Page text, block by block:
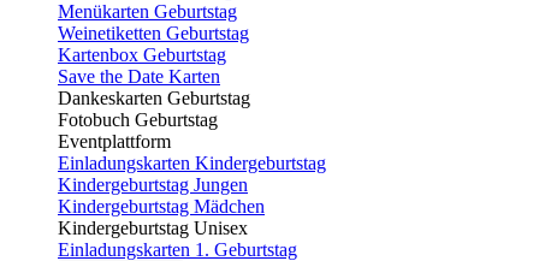
Menükarten Geburtstag
Weinetiketten Geburtstag
Kartenbox Geburtstag
Save the Date Karten
Dankeskarten Geburtstag
Fotobuch Geburtstag
Eventplattform
Einladungskarten Kindergeburtstag
Kindergeburtstag Jungen
Kindergeburtstag Mädchen
Kindergeburtstag Unisex
Einladungskarten 1. Geburtstag